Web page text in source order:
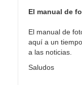
El manual de
El manual de
aquí a un
a las noticias.
Saludos